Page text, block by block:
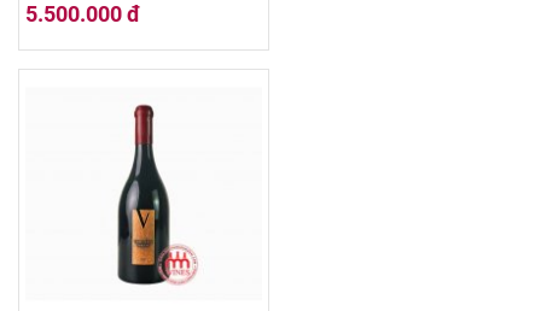
5.500.000 đ